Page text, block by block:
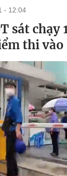
- 12:04
sát chạy
thi